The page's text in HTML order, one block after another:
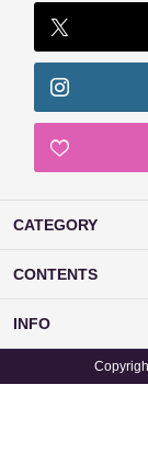
CATEGORY
CONTENTS
INFO